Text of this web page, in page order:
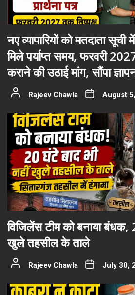
नए व्यापारियों को मतदाता
मिले पर्याप्त समय, फरवरी
कराने की उठाई मांग, सौंपा
Rajeev Chawla August
विजिलेंस टीम को बनाया बंधक,
खुले तहसील के ताले
Rajeev Chawla July 30,